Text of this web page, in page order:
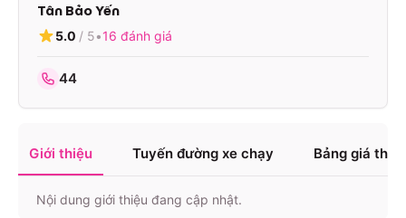
Tân Bảo Yến
5.0 / 5•16 đánh giá
44
Giới thiệu Tuyến đường xe chạy Bảng giá
Nội dung giới thiệu đang cập nhật.